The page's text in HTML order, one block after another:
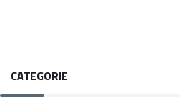
CATEGORIE